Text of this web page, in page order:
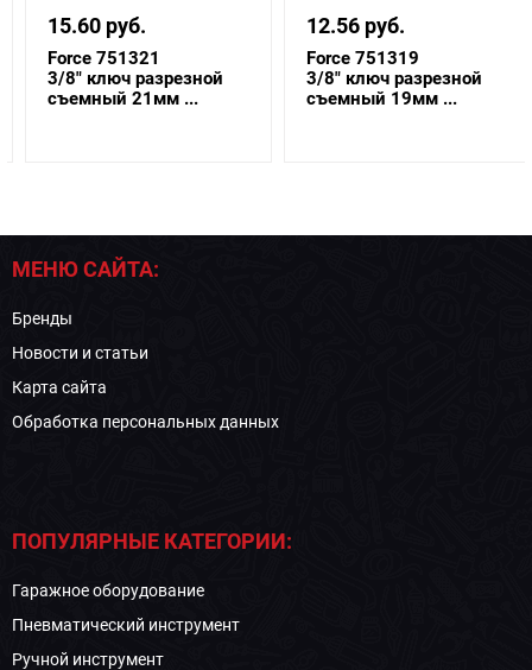
15.60 руб.
Force 751321
3/8" ключ разрезной
съемный 21мм ...
12.56 руб.
Force 751319
3/8" ключ разрезной
съемный 19мм ...
МЕНЮ САЙТА:
Бренды
Новости и статьи
Карта сайта
Обработка персональных данных
ПОПУЛЯРНЫЕ КАТЕГОРИИ:
Гаражное оборудование
Пневматический инструмент
Ручной инструмент